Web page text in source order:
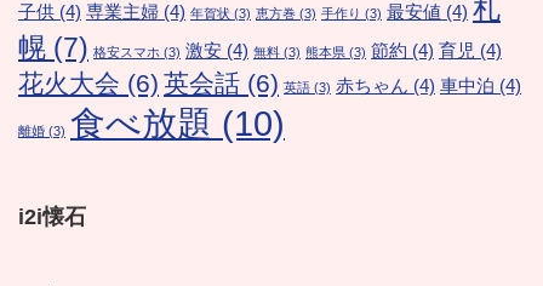
子供 (4) 専業主婦 (4) 年賀状 (3) 恵方巻 (3) 手作り (3) 最安値 (4) 札
幌 (7) 格安スマホ (3) 激安 (4) 無料 (3) 熊本県 (3) 節約 (4) 育児 (4)
花火大会 (6) 英会話 (6) 英語 (3) 赤ちゃん (4) 車中泊 (4)
離婚 (3) 食べ放題 (10)
i2i懐石